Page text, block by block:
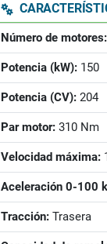
Número de motores:
Potencia (kW): 150
Potencia (CV): 204
Par motor: 310 Nm
Velocidad máxima:
Aceleración 0-100
Tracción: Trasera